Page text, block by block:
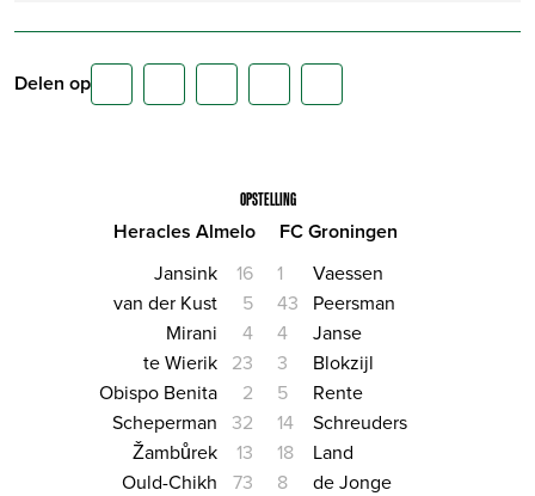
Delen op
OPSTELLING
Heracles Almelo FC Groningen
Jansink 16 Vaessen
1
van der Kust
5 Peersman
43
Mirani
4 Janse
4
te Wierik
23 Blokzijl
3
Obispo Benita
2 Rente
5
Scheperman
32 Schreuders
14
Žambůrek
13 Land
18
Ould-Chikh
73 de Jonge
8